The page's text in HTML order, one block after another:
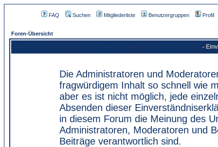
FAQ Suchen Mitgliederliste Benutzergruppen Profil
Foren-Übersicht
-
Die Administratoren und
fragwürdigem Inhalt so schnell wie
aber es ist nicht möglich, jede
Absenden dieser
in diesem Forum die Meinung des
Administratoren, Moderatoren und
Beiträge verantwortlich sind.